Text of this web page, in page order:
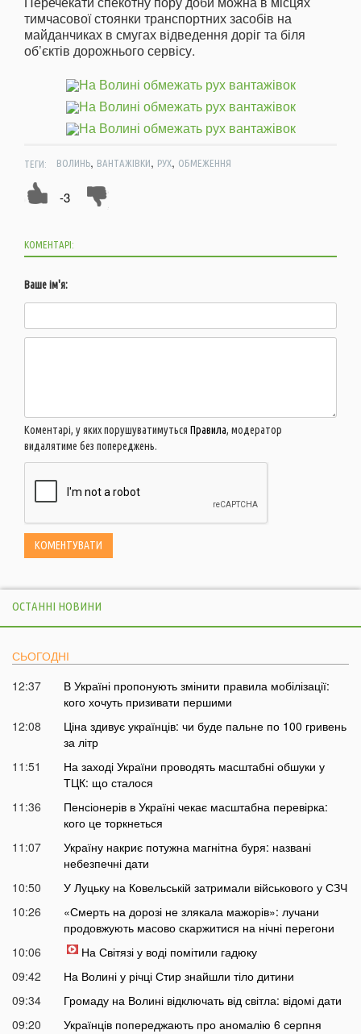
тимчасової стоянки транспортних засобів на
майданчиках в смугах відведення доріг та біля
об’єктів дорожнього сервісу.
ТЕГИ: ВОЛИНЬ, ВАНТАЖІВКИ, РУХ, ОБМЕЖЕННЯ
-3
КОМЕНТАРІ:
Ваше ім'я:
Коментарі, у яких порушуватимуться Правила, модератор
видалятиме без попереджень.
ОСТАННІ НОВИНИ
СЬОГОДНІ
12:37
В Україні пропонують змінити правила мобілізації:
кого хочуть призивати першими
12:08
Ціна здивує українців: чи буде пальне по 100 гривень
за літр
11:51
На заході України проводять масштабні обшуки у
ТЦК: що сталося
11:36
Пенсіонерів в Україні чекає масштабна перевірка:
кого це торкнеться
11:07
Україну накриє потужна магнітна буря: названі
небезпечні дати
10:50
У Луцьку на Ковельській затримали військового у СЗЧ
10:26
«Смерть на дорозі не злякала мажорів»: лучани
продовжують масово скаржитися на нічні перегони
10:06
На Світязі у воді помітили гадюку
09:42
На Волині у річці Стир знайшли тіло дитини
09:34
Громаду на Волині відключать від світла: відомі дати
09:20
Українців попереджають про аномалію 6 серпня